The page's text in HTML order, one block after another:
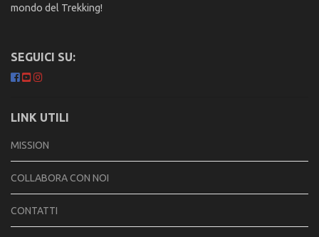
mondo del Trekking!
SEGUICI SU:
LINK UTILI
MISSION
COLLABORA CON NOI
CONTATTI